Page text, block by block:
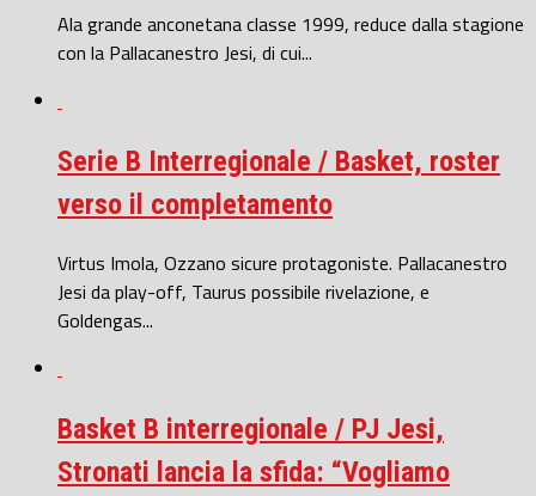
Ala grande anconetana classe 1999, reduce dalla stagione
con la Pallacanestro Jesi, di cui...
Serie B Interregionale / Basket, roster
verso il completamento
Virtus Imola, Ozzano sicure protagoniste. Pallacanestro
Jesi da play-off, Taurus possibile rivelazione, e
Goldengas...
Basket B interregionale / PJ Jesi,
Stronati lancia la sfida: “Vogliamo